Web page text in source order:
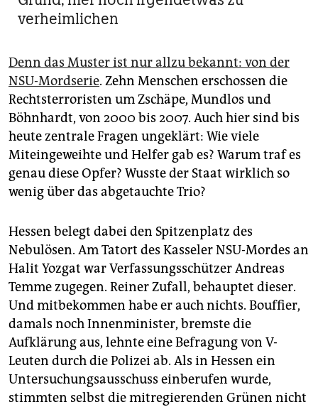
verheimlichen
Denn das Muster ist nur allzu bekannt: von der
NSU-Mordserie. Zehn Menschen erschossen die
Rechtsterroristen um Zschä­pe, Mundlos und
Böhnhardt, von 2000 bis 2007. Auch hier sind bis
heute zentrale Fragen ungeklärt: Wie viele
Miteingeweihte und Helfer gab es? Warum traf es
genau diese Opfer? Wusste der Staat wirklich so
wenig über das abgetauchte Trio?
Hessen belegt dabei den Spitzenplatz des
Nebulösen. Am Tatort des Kasseler NSU-Mordes an
Halit Yozgat war Verfassungsschützer Andreas
Temme zugegen. Reiner Zufall, behauptet dieser.
Und mitbekommen habe er auch nichts. Bouffier,
damals noch Innenminister, bremste die
Aufklärung aus, lehnte eine Befragung von V-
Leuten durch die Polizei ab. Als in Hessen ein
Untersuchungsausschuss einberufen wurde,
stimmten selbst die mitregierenden Grünen nicht